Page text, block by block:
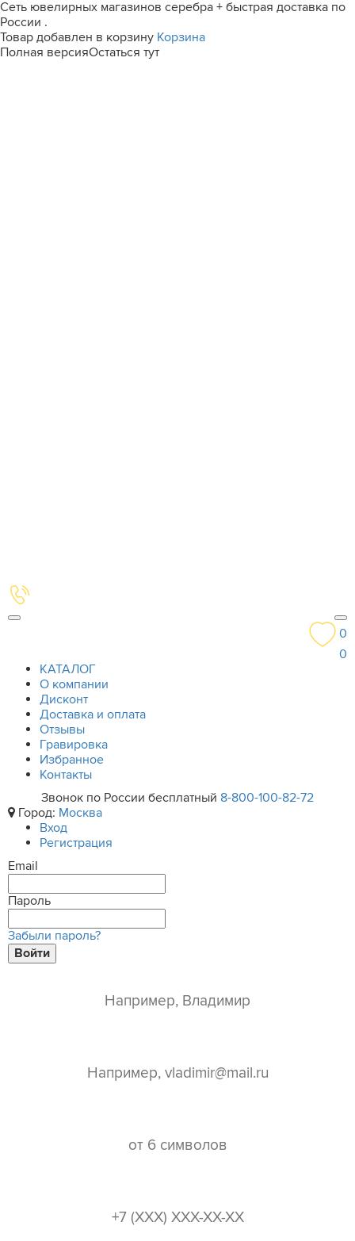
Сеть ювелирных магазинов серебра + быстрая доставка по
России .
Товар добавлен в корзину Корзина
Полная версияОстаться тут
0
0
КАТАЛОГ
О компании
Дисконт
Доставка и оплата
Отзывы
Гравировка
Избранное
Контакты
Звонок по России бесплатный 8-800-100-82-72
Город: Москва
Вход
Регистрация
Email
Пароль
Забыли пароль?
Войти